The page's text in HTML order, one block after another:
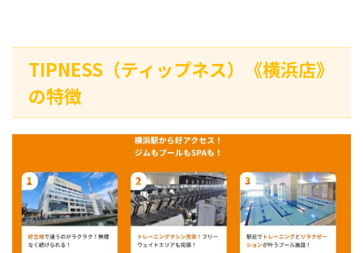
TIPNESS（ティップネス）《横浜店》
の特徴